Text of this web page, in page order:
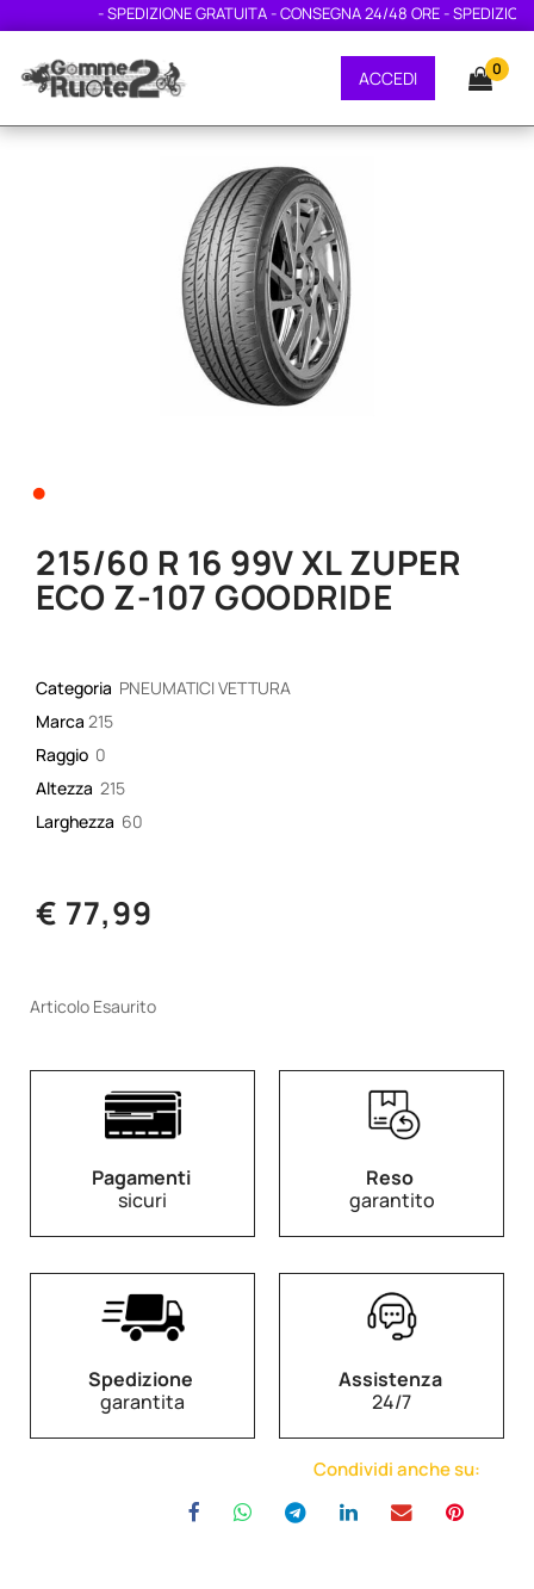
- SPEDIZIONE GRATUITA - CONSEGNA 24/48 ORE -
ACCEDI 0
•
215/60 R 16 99V XL ZUPER
ECO Z-107 GOODRIDE
Categoria PNEUMATICI VETTURA
Marca 215
Raggio 0
Altezza 215
Larghezza 60
€ 77,99
Articolo Esaurito
Pagamenti
sicuri
Reso
garantito
Spedizione
garantita
Assistenza
24/7
Condividi anche su: